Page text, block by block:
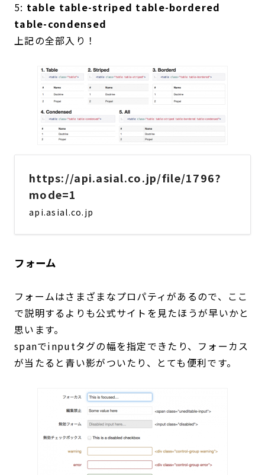
5: table table-striped table-bordered
table-condensed
上記の全部入り！
https://api.asial.co.jp/file/1796?
mode=1
api.asial.co.jp
フォーム
フォームはさまざまなプロパティがあるので、ここ
で説明するよりも公式サイトを見たほうが早いかと
思います。
spanでinputタグの幅を指定できたり、フォーカス
が当たると青い影がついたり、とても便利です。